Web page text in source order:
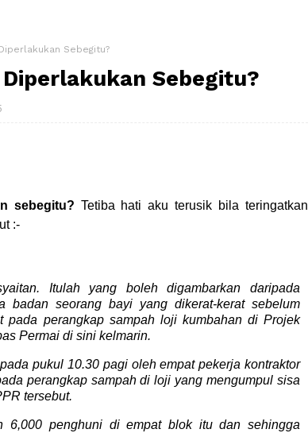
Sebegitu?
Sebegitu?
sebegitu? Tetiba hati aku terusik bila teringatkan
:-
Itulah yang boleh digambarkan daripada
badan seorang bayi yang dikerat-kerat sebelum
pada perangkap sampah loji kumbahan di Projek
Permai di sini kelmarin.
pukul 10.30 pagi oleh empat pekerja kontraktor
perangkap sampah di loji yang mengumpul sisa
tersebut.
6,000 penghuni di empat blok itu dan sehingga